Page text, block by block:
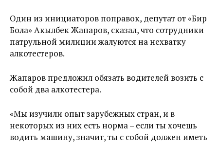
Один из инициаторов поправок, депутат от «Бир
Бола» Акылбек Жапаров, сказал, что сотрудники
патрульной милиции жалуются на нехватку
алкотестеров.
Жапаров предложил обязать водителей возить с
собой два алкотестера.
«Мы изучили опыт зарубежных стран, и в
некоторых из них есть норма – если ты хочешь
водить машину, значит, ты с собой должен иметь